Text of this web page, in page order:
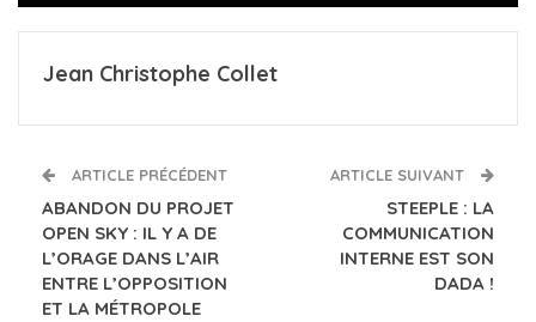
Jean Christophe Collet
ARTICLE PRÉCÉDENT
ABANDON DU PROJET
OPEN SKY : IL Y A DE
L’ORAGE DANS L’AIR
ENTRE L’OPPOSITION
ET LA MÉTROPOLE
ARTICLE SUIVANT
STEEPLE : LA
COMMUNICATION
INTERNE EST SON
DADA !